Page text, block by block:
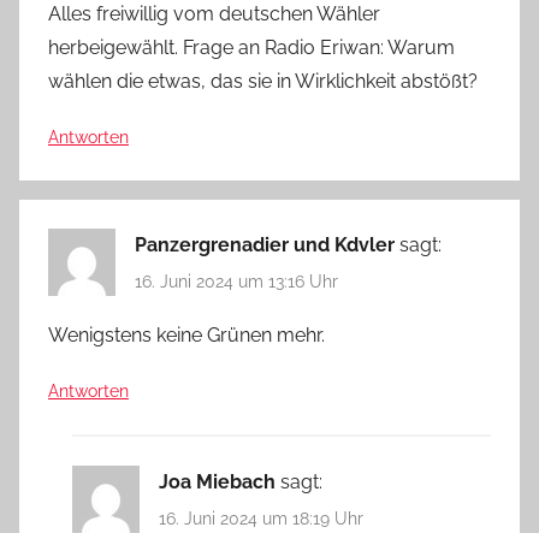
Alles freiwillig vom deutschen Wähler
herbeigewählt. Frage an Radio Eriwan: Warum
wählen die etwas, das sie in Wirklichkeit abstößt?
Antworten
Panzergrenadier und Kdvler sagt:
16. Juni 2024 um 13:16 Uhr
Wenigstens keine Grünen mehr.
Antworten
Joa Miebach sagt:
16. Juni 2024 um 18:19 Uhr